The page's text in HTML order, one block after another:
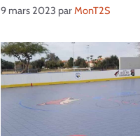
9 mars 2023 parMonT2S